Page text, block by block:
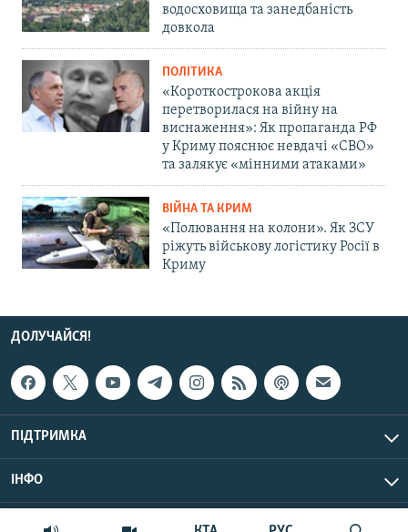
водосховища та занедбаність
довкола
ПОЛІТИКА
«Короткострокова акція
перетворилася на війну на
виснаження»: Як пропаганда РФ
у Криму пояснює невдачі «СВО»
та залякує «мінними атаками»
ВІЙНА ТА КРИМ
«Полювання на колони». Як ЗСУ
ріжуть військову логістику Росії в
Криму
ДОЛУЧАЙСЯ!
ПІДТРИМКА
ІНФО
© Крим.Реалії, 2026 | Усі права застережено.